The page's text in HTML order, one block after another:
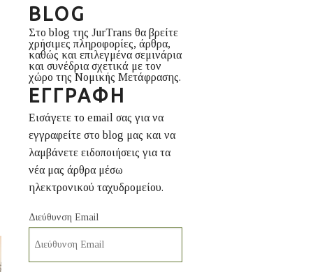
BLOG
Στο blog της JurTrans θα βρείτε
χρήσιμες πληροφορίες, άρθρα,
καθώς και επιλεγμένα σεμινάρια
και συνέδρια σχετικά με τον
χώρο της Νομικής Μετάφρασης.
ΕΓΓΡΑΦΉ
Εισάγετε το email σας για να
εγγραφείτε στο blog μας και να
λαμβάνετε ειδοποιήσεις για τα
νέα μας άρθρα μέσω
ηλεκτρονικού ταχυδρομείου.
Διεύθυνση Email